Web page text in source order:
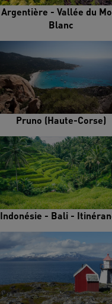
Argentière - Vallée du
Blanc
Pruno (Haute-Corse)
Indonésie - Bali -